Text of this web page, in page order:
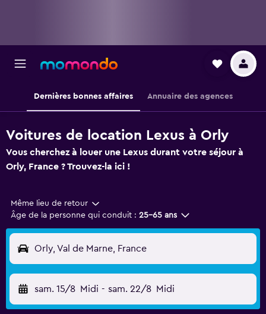
Dernières bonnes affaires Annuaire des agences
Voitures de location Lexus à Orly
Vous cherchez à louer une Lexus durant votre séjour à
Orly, France ? Trouvez-la ici !
Même lieu de retour
Âge de la personne qui conduit : 25-65 ans
Orly, Val de Marne, France
sam. 15/8 Midi - sam. 22/8 Midi